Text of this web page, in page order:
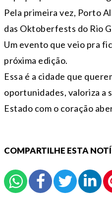
Pela primeira vez, Porto
das Oktoberfests do Rio
Um evento que veio pra
próxima edição.
Essa é a cidade que
oportunidades, valoriza a
Estado com o coração
COMPARTILHE ESTA